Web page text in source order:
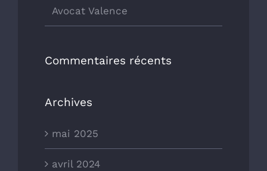
Avocat Valence
Commentaires récents
Archives
mai 2025
avril 2024